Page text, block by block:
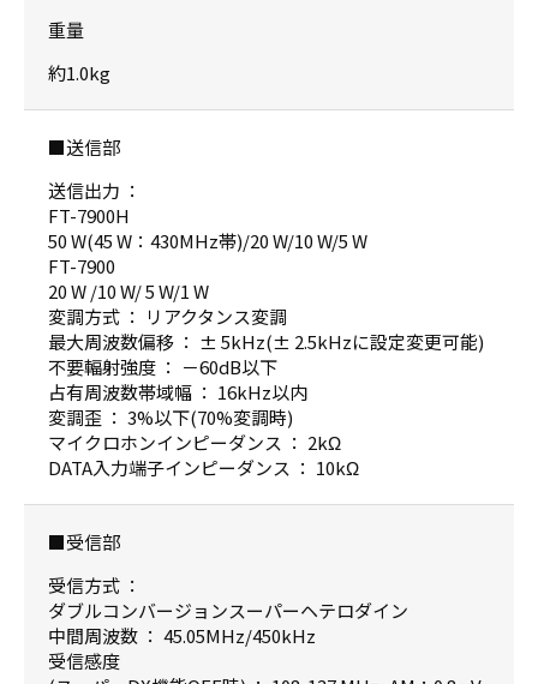
重量
約1.0kg
■送信部
送信出力 ：
FT-7900H
50 W(45 W：430MHz帯)/20 W/10 W/5 W
FT-7900
20 W /10 W/ 5 W/1 W
変調方式 ： リアクタンス変調
最大周波数偏移 ： ± 5kHz(± 2.5kHzに設定変更可能)
不要輻射強度 ： －60dB以下
占有周波数帯域幅 ： 16kHz以内
変調歪 ： 3%以下(70%変調時)
マイクロホンインピーダンス ： 2kΩ
DATA入力端子インピーダンス ： 10kΩ
■受信部
受信方式 ：
ダブルコンバージョンスーパーヘテロダイン
中間周波数 ： 45.05MHz/450kHz
受信感度